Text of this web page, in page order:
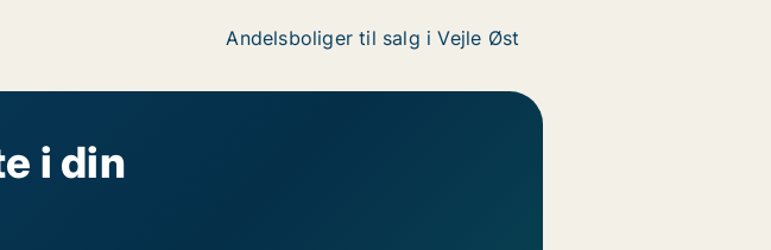
Andelsboliger til salg i Vejle Øst
i din